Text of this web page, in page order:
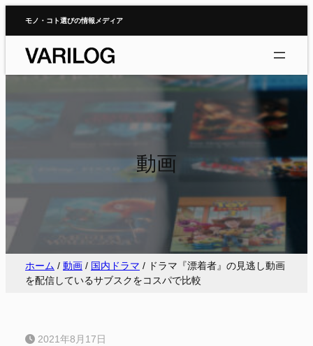
モノ・コト選びの情報メディア
動画
ホーム / 動画 / 国内ドラマ / ドラマ『漂着者』の見逃し動画
を配信しているサブスクをコスパで比較
2021年8月17日